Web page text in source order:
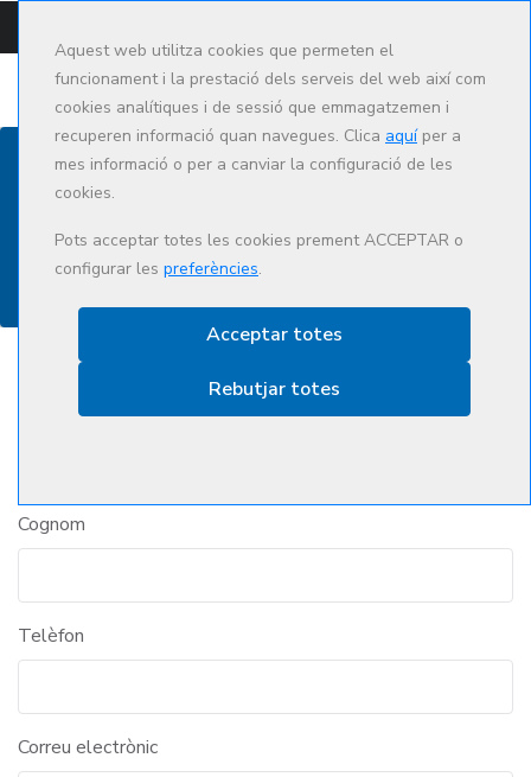
Aquest web utilitza cookies que permeten el
funcionament i la prestació dels serveis del web així com
cookies analítiques i de sessió que emmagatzemen i
recuperen informació quan navegues. Clica aquíper a
mes informació o per a canviar la configuració de les
cookies.
Pots acceptar totes les cookies prement ACCEPTAR o
configurar les preferències.
Acceptar totes
Rebutjar totes
Contacte
Cognom
Telèfon
Correu electrònic